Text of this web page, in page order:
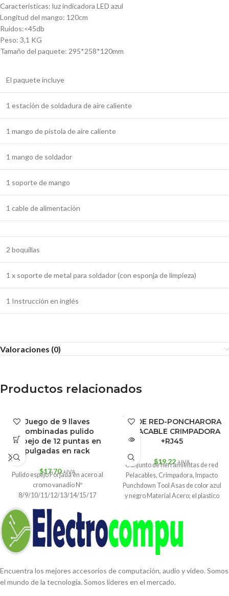
Características: luz indicadora LED azul
Longitud del mango: 120cm
Ruidos:<45db
Peso: 3,1 KG
Tamaño del paquete: 295*258*120mm
El paquete incluye
1 estación de soldadura de aire caliente
1 mango de pistola de aire caliente
1 mango de soldador
1 soporte de mango
1 cable de alimentación
2 boquillas
1 x soporte de metal para soldador (con esponja de limpieza)
1 Instrucción en inglés
Valoraciones (0)
Productos relacionados
Juego de 9 llaves
combinadas pulido
espejo de 12 puntas en
pulgadas en rack
$17.70 +IVA
Pulido espejo Forjada en acero al
cromo vanadio Nº
8/9/10/11/12/13/14/15/17
AGOT
ADO
KIT DE RED-PONCHARORA
PALACABLE CRIMPADORA
+RJ45
$19.22 +IVA
Conjunto de herramientas de red
Pelacables, Crimpadora, Impacto
Punchdown Tool Asas de color azul
y negro Material Acero; el plastico
Encuentra los mejores accesorios de computación, audio y video. Somos
el mundo de la tecnología. Somos líderes en el mercado.